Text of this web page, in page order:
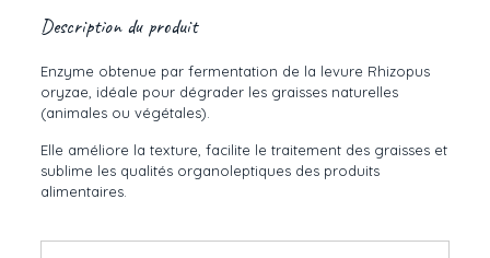
Description du produit
Enzyme obtenue par fermentation de la levure Rhizopus
oryzae, idéale pour dégrader les graisses naturelles
(animales ou végétales).
Elle améliore la texture, facilite le traitement des graisses et
sublime les qualités organoleptiques des produits
alimentaires.